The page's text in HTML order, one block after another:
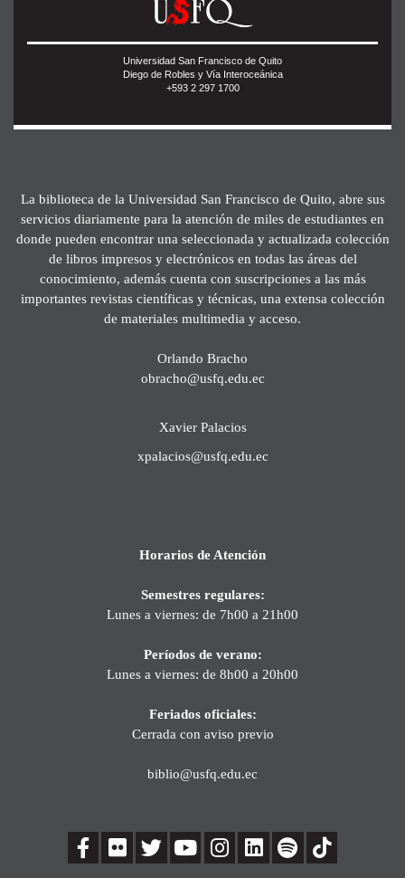
Universidad San Francisco de Quito
Diego de Robles y Vía Interoceánica
+593 2 297 1700
La biblioteca de la Universidad San Francisco de Quito, abre sus
servicios diariamente para la atención de miles de estudiantes en
donde pueden encontrar una seleccionada y actualizada colección
de libros impresos y electrónicos en todas las áreas del
conocimiento, además cuenta con suscripciones a las más
importantes revistas científicas y técnicas, una extensa colección
de materiales multimedia y acceso.
Orlando Bracho
obracho@usfq.edu.ec
Xavier Palacios
xpalacios@usfq.edu.ec
Horarios de Atención
Semestres regulares:
Lunes a viernes: de 7h00 a 21h00
Períodos de verano:
Lunes a viernes: de 8h00 a 20h00
Feriados oficiales:
Cerrada con aviso previo
biblio@usfq.edu.ec